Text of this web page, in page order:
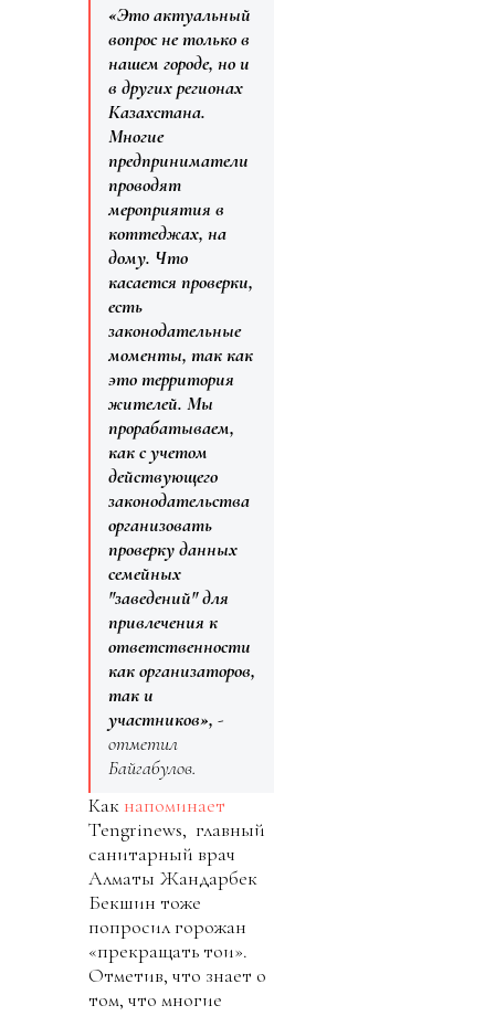
«Это актуальный
вопрос не только в
нашем городе, но и
в других регионах
Казахстана.
Многие
предприниматели
проводят
мероприятия в
коттеджах, на
дому. Что
касается проверки,
есть
законодательные
моменты, так как
это территория
жителей. Мы
прорабатываем,
как с учетом
действующего
законодательства
организовать
проверку данных
семейных
"заведений" для
привлечения к
ответственности
как организаторов,
так и
участников», -
отметил
Байгабулов.
Как напоминает
Tengrinews, главный
санитарный врач
Алматы Жандарбек
Бекшин тоже
попросил горожан
«прекращать тои».
Отметив, что знает о
том, что многие